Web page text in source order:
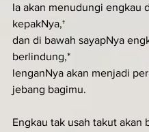
Ia akan menudungi engkau
kepakNya,†
dan di bawah sayapNya
berlindung,*
lenganNya akan menjadi
jebang bagimu.
Engkau tak usah takut akan